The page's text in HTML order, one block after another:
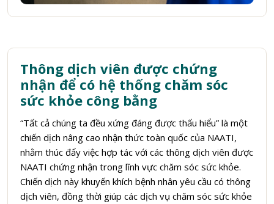
Thông dịch viên được chứng
nhận để có hệ thống chăm sóc
sức khỏe công bằng
“Tất cả chúng ta đều xứng đáng được thấu hiểu” là một
chiến dịch nâng cao nhận thức toàn quốc của NAATI,
nhằm thúc đẩy việc hợp tác với các thông dịch viên được
NAATI chứng nhận trong lĩnh vực chăm sóc sức khỏe.
Chiến dịch này khuyến khích bệnh nhân yêu cầu có thông
dịch viên, đồng thời giúp các dịch vụ chăm sóc sức khỏe